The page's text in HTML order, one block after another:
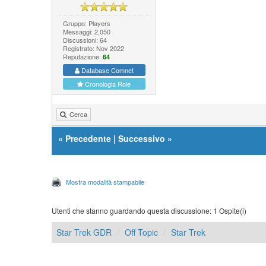
Gruppo: Players
Messaggi: 2,050
Discussioni: 64
Registrato: Nov 2022
Reputazione: 64
Database Comnet
Cronologia Role
Cerca
« Precedente | Successivo »
Mostra modalità stampabile
Utenti che stanno guardando questa discussione: 1 Ospite(i)
Star Trek GDR Off Topic Star Trek